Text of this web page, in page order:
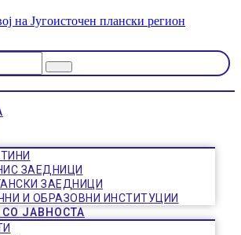
ЗАЕДНИЦИ
ЗАЕДНИЦИ
И ОБРАЗОВНИ ИНСТИТУЦИИ
ЈАВНОСТА